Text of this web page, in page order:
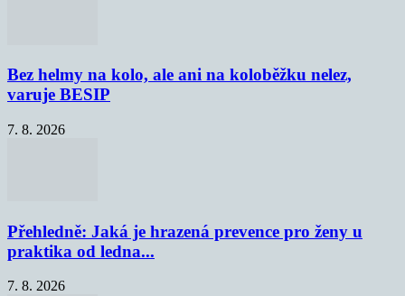
Bez helmy na kolo, ale ani na koloběžku nelez,
varuje BESIP
7. 8. 2026
Přehledně: Jaká je hrazená prevence pro ženy u
praktika od ledna...
7. 8. 2026